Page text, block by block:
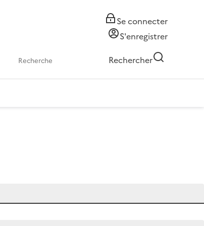
Se connecter
S'enregistrer
Rechercher